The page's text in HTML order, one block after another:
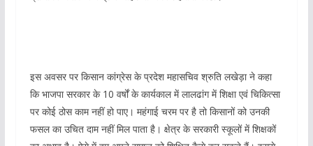
इस अवसर पर किसान कांग्रेस के प्रदेश महासचिव श्रुति लखेड़ा ने कहा
कि भाजपा सरकार के 10 वर्षों के कार्यकाल में लालढांग में शिक्षा एवं चिकित्सा
पर कोई ठोस काम नहीं हो पाए। महंगाई चरम पर है तो किसानों को उनकी
फसल का उचित दाम नहीं मिल पाता है। क्षेत्र के सरकारी स्कूलों में शिक्षकों